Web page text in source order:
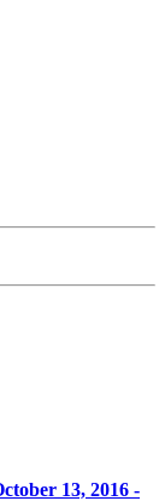
13, 2016 -